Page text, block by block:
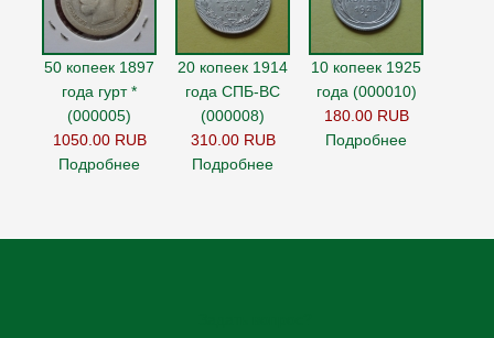
50 копеек 1897
года гурт *
(000005)
1050.00 RUB
Подробнее
20 копеек 1914
года СПБ-ВС
(000008)
310.00 RUB
Подробнее
10 копеек 1925
года (000010)
180.00 RUB
Подробнее